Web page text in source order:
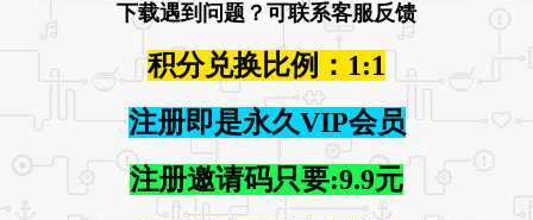
下载遇到问题？可联系客服反馈
积分兑换比例：1:1
注册即是永久VIP会员
注册邀请码只要:9.9元